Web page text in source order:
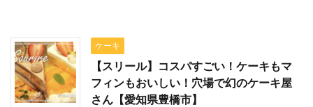
ケーキ
【スリール】コスパすごい！ケーキもマ
フィンもおいしい！穴場で幻のケーキ屋
さん【愛知県豊橋市】